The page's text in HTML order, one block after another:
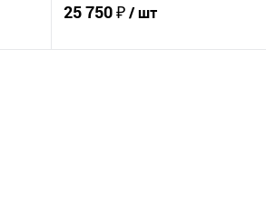
25 750 ₽/ шт